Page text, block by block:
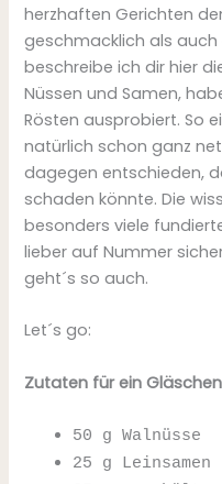
herzhaften Gerichten
geschmacklich als
beschreibe ich dir hier
Nüssen und Samen,
Rösten ausprobiert. So
natürlich schon ganz
dagegen entschieden,
schaden könnte. Die
besonders viele
lieber auf Nummer
geht´s so auch.
Let´s go:
Zutaten für ein
50 g Walnüsse
25 g Leinsamen